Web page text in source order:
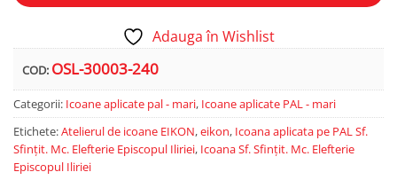
Adauga în Wishlist
COD: OSL-30003-240
Categorii: Icoane aplicate pal - mari, Icoane aplicate PAL - mari
Etichete:Atelierul de icoane EIKON,eikon, Icoana aplicata pe PAL Sf.
Sfințit. Mc. Elefterie Episcopul Iliriei, Icoana Sf. Sfințit. Mc. Elefterie
Episcopul Iliriei